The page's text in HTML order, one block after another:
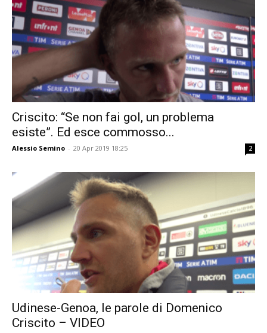
Criscito: “Se non fai gol, un problema
esiste”. Ed esce commosso...
Alessio Semino - 20 Apr 2019 18:25 2
Udinese-Genoa, le parole di Domenico
Criscito – VIDEO